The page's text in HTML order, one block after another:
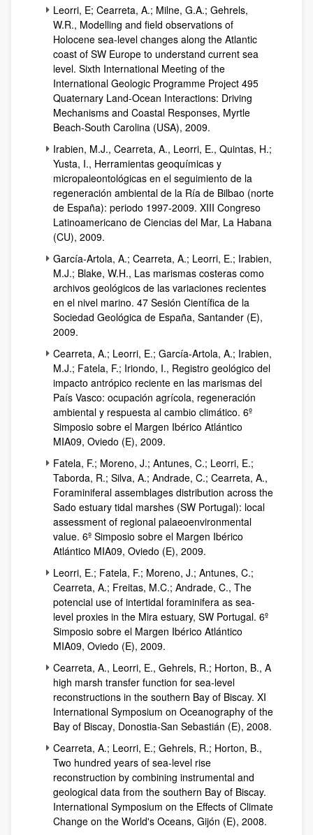
Leorri, E; Cearreta, A.; Milne, G.A.; Gehrels,
W.R., Modelling and field observations of
Holocene sea-level changes along the Atlantic
coast of SW Europe to understand current sea
level. Sixth International Meeting of the
International Geologic Programme Project 495
Quaternary Land-Ocean Interactions: Driving
Mechanisms and Coastal Responses, Myrtle
Beach-South Carolina (USA), 2009.
Irabien, M.J., Cearreta, A., Leorri, E., Quintas, H.;
Yusta, I., Herramientas geoquímicas y
micropaleontológicas en el seguimiento de la
regeneración ambiental de la Ría de Bilbao (norte
de España): periodo 1997-2009. XIII Congreso
Latinoamericano de Ciencias del Mar, La Habana
(CU), 2009.
García-Artola, A.; Cearreta, A.; Leorri, E.; Irabien,
M.J.; Blake, W.H., Las marismas costeras como
archivos geológicos de las variaciones recientes
en el nivel marino. 47 Sesión Científica de la
Sociedad Geológica de España, Santander (E),
2009.
Cearreta, A.; Leorri, E.; García-Artola, A.; Irabien,
M.J.; Fatela, F.; Iriondo, I., Registro geológico del
impacto antrópico reciente en las marismas del
País Vasco: ocupación agrícola, regeneración
ambiental y respuesta al cambio climático. 6º
Simposio sobre el Margen Ibérico Atlántico
MIA09, Oviedo (E), 2009.
Fatela, F.; Moreno, J.; Antunes, C.; Leorri, E.;
Taborda, R.; Silva, A.; Andrade, C.; Cearreta, A.,
Foraminiferal assemblages distribution across the
Sado estuary tidal marshes (SW Portugal): local
assessment of regional palaeoenvironmental
value. 6º Simposio sobre el Margen Ibérico
Atlántico MIA09, Oviedo (E), 2009.
Leorri, E.; Fatela, F.; Moreno, J.; Antunes, C.;
Cearreta, A.; Freitas, M.C.; Andrade, C., The
potencial use of intertidal foraminifera as sea-
level proxies in the Mira estuary, SW Portugal. 6º
Simposio sobre el Margen Ibérico Atlántico
MIA09, Oviedo (E), 2009.
Cearreta, A., Leorri, E., Gehrels, R.; Horton, B., A
high marsh transfer function for sea-level
reconstructions in the southern Bay of Biscay. XI
International Symposium on Oceanography of the
Bay of Biscay, Donostia-San Sebastián (E), 2008.
Cearreta, A.; Leorri, E.; Gehrels, R.; Horton, B.,
Two hundred years of sea-level rise
reconstruction by combining instrumental and
geological data from the southern Bay of Biscay.
International Symposium on the Effects of Climate
Change on the World's Oceans, Gijón (E), 2008.